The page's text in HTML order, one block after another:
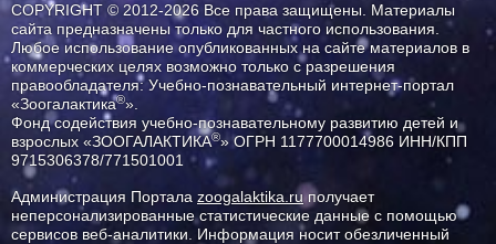
COPYRIGHT © 2012-2026 Все права защищены. Материалы
сайта предназначены только для частного использования.
Любое использование опубликованных на сайте материалов в
коммерческих целях возможно только с разрешения
правообладателя: Учебно-познавательный интернет-портал
«Зоогалактика®».
Фонд содействия учебно-познавательному развитию детей и
взрослых «ЗООГАЛАКТИКА®» ОГРН 1177700014986 ИНН/КПП
9715306378/771501001
Администрация Портала zoogalaktika.ruполучает
неперсонализированные статистические данные с помощью
сервисов веб-аналитики. Информация носит обезличенный